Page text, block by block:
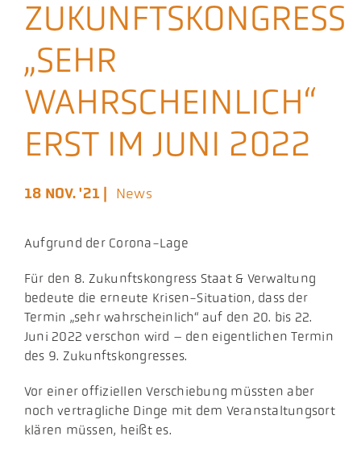
Aktuelles
Podcast
ZUKUNFTSKONGRESS
„SEHR
WAHRSCHEINLICH“
ERST IM JUNI 2022
18 NOV. '21 | News
Aufgrund der Corona-Lage
​Für den 8. Zukunftskongress Staat & Verwaltung
bedeute die erneute Krisen-Situation, dass der
Termin „sehr wahrscheinlich“ auf den 20. bis 22.
Juni 2022 verschon wird – den eigentlichen Termin
des 9. Zukunftskongresses.
Vor einer offiziellen Verschiebung müssten aber
noch vertragliche Dinge mit dem Veranstaltungsort
klären müssen, heißt es.